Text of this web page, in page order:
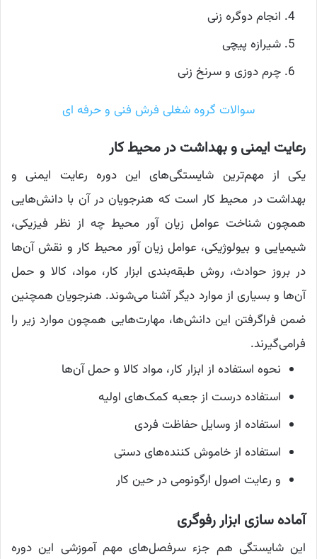
انجام دو‌گره زنی
شیرازه پیچی
چرم دوزی و سرنخ زنی
سوالات گروه شغلی فرش فنی و حرفه ای
رعایت ایمنی و بهداشت در محیط کار
یکی از مهم‌ترین شایستگی‌های این دوره رعایت ایمنی و
بهداشت در محیط کار است که هنرجویان در آن با دانش‌هایی
همچون شناخت عوامل زیان آور محیط چه از نظر فیزیکی،
شیمیایی و بیولوژیکی، عوامل زیان آور محیط کار و نقش آن‌ها
در بروز حوادث، روش طبقه‌بندی ابزار کار، مواد، کالا و حمل
آن‌ها و بسیاری از موارد دیگر آشنا می‌شوند. هنرجویان همچنین
ضمن فراگرفتن این دانش‌ها، مهارت‌هایی همچون موارد زیر را
فرامی‌گیرند.
نحوه استفاده از ابزار کار، مواد کالا و حمل آن‌ها
استفاده درست از جعبه کمک‌های اولیه
استفاده از وسایل حفاظت فردی
استفاده از خاموش کننده‌های دستی
و رعایت اصول ارگونومی در حین کار
آماده سازی ابزار رفوگری
این شایستگی هم جزء سرفصل‌های مهم آموزشی این دوره